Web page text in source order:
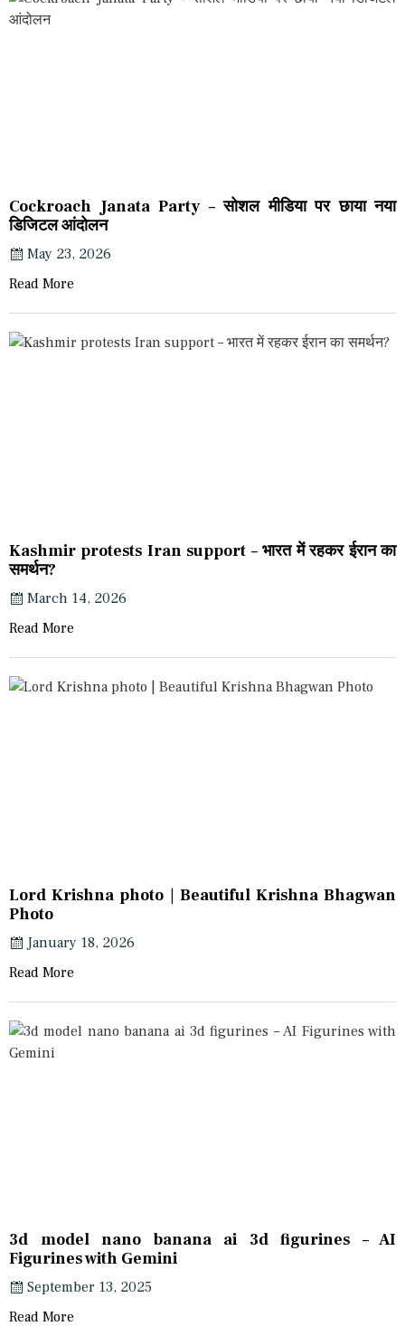
Cockroach Janata Party – सोशल मीडिया पर छाया नया
डिजिटल आंदोलन
May 23, 2026
Read More
Kashmir protests Iran support – भारत में रहकर ईरान का
समर्थन?
March 14, 2026
Read More
Lord Krishna photo | Beautiful Krishna Bhagwan
Photo
January 18, 2026
Read More
3d model nano banana ai 3d figurines – AI
Figurines with Gemini
September 13, 2025
Read More